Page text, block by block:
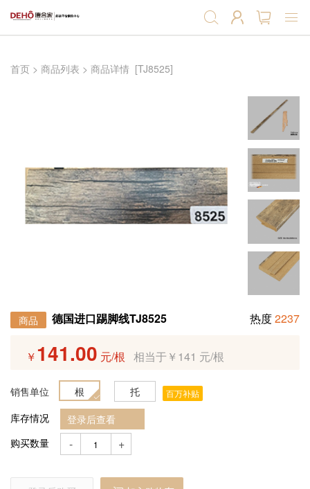
首页
软木地板
产品预售
定制产品
招商加盟
首页 > 商品列表 > 商品详情 [TJ8525]
商品 德国进口踢脚线TJ8525 热度2237
￥141.00 元/根 相当于￥141 元/根
销售单位 根 托 百万补贴
库存情况
登录后查看
购买数量
- +